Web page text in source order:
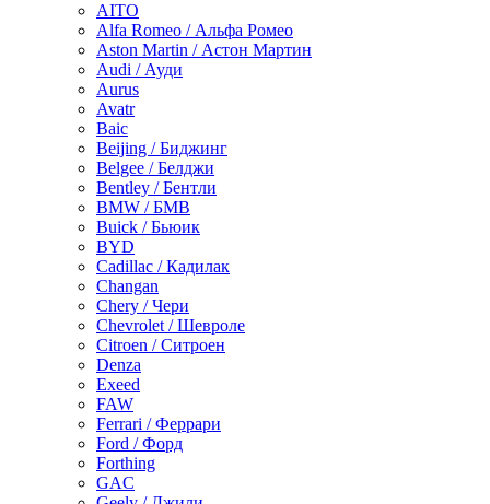
AITO
Alfa Romeo / Альфа Ромео
Aston Martin / Астон Мартин
Audi / Ауди
Aurus
Avatr
Baic
Beijing / Биджинг
Belgee / Белджи
Bentley / Бентли
BMW / БМВ
Buick / Бьюик
BYD
Cadillac / Кадилак
Changan
Chery / Чери
Chevrolet / Шевроле
Citroen / Ситроен
Denza
Exeed
FAW
Ferrari / Феррари
Ford / Форд
Forthing
GAC